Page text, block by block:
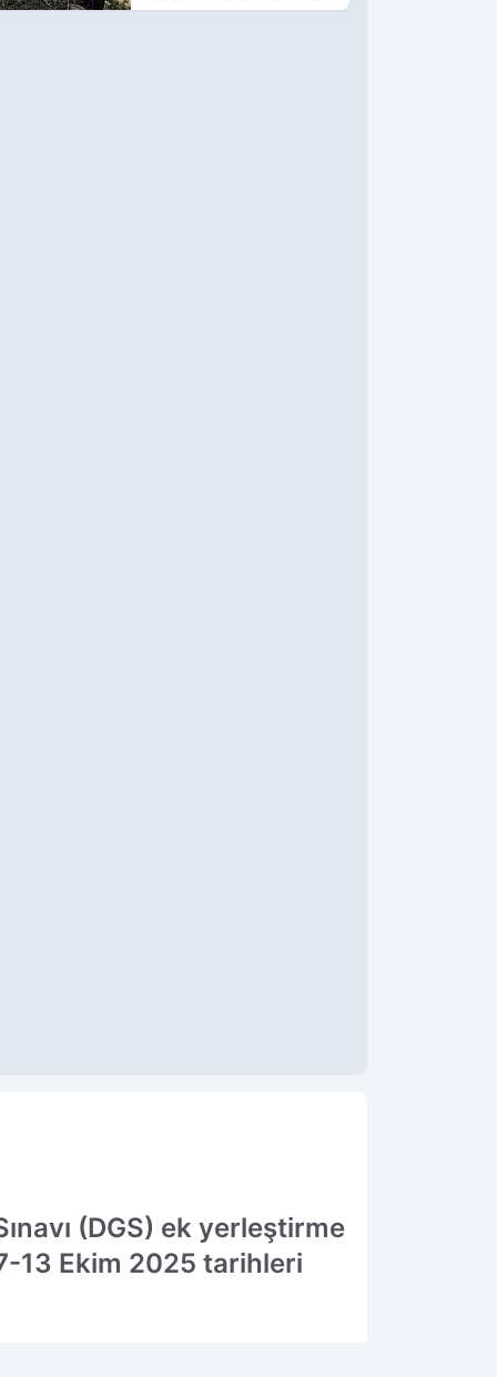
görenleri büyüledi
(DGS) ek yerleştirme
13 Ekim 2025 tarihleri